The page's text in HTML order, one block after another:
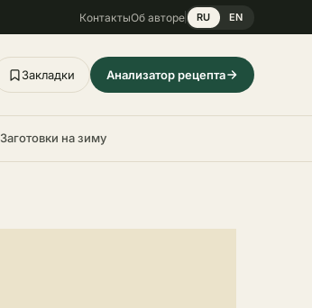
КонтактыОб авторе RU EN
Закладки Анализатор рецепта
Заготовки на зиму